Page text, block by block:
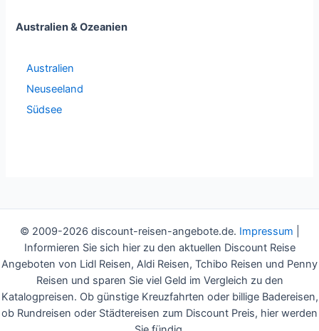
Australien & Ozeanien
Australien
Neuseeland
Südsee
© 2009-2026 discount-reisen-angebote.de. Impressum
Informieren Sie sich hier zu den aktuellen Discount Reise
Angeboten von Lidl Reisen, Aldi Reisen, Tchibo Reisen und Penny
Reisen und sparen Sie viel Geld im Vergleich zu den
Katalogpreisen. Ob günstige Kreuzfahrten oder billige Badereisen,
ob Rundreisen oder Städtereisen zum Discount Preis, hier werden